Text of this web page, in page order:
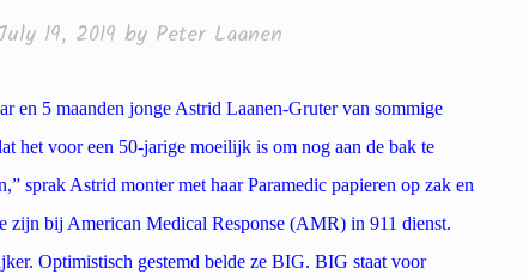
19, 2019 by Peter Laanen
en 5 maanden jonge Astrid Laanen-Gruter van sommige
het voor een 50-jarige moeilijk is om nog aan de bak te
sprak Astrid monter met haar Paramedic papieren op zak en
zijn bij American Medical Response (AMR) in 911 dienst.
Optimistisch gestemd belde ze BIG. BIG staat voor